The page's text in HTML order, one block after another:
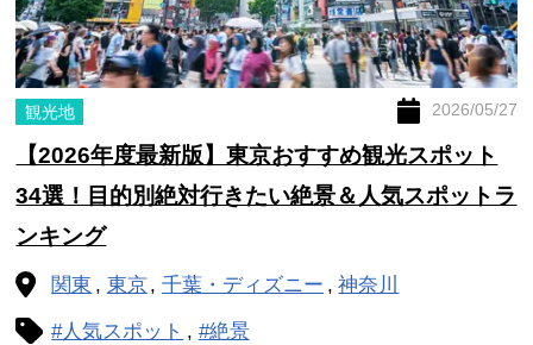
観光地 2026/05/27
【2026年度最新版】東京おすすめ観光スポット
34選！目的別絶対行きたい絶景＆人気スポットラ
ンキング
関東 東京 千葉・ディズニー 神奈川
#人気スポット #絶景